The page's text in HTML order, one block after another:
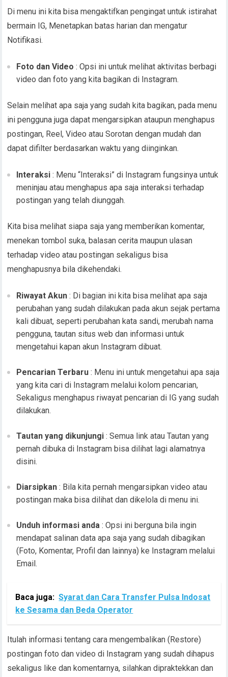
Di menu ini kita bisa mengaktifkan pengingat untuk istirahat
bermain IG, Menetapkan batas harian dan mengatur
Notifikasi.
Foto dan Video : Opsi ini untuk melihat aktivitas berbagi
video dan foto yang kita bagikan di Instagram.
Selain melihat apa saja yang sudah kita bagikan, pada menu
ini pengguna juga dapat mengarsipkan ataupun menghapus
postingan, Reel, Video atau Sorotan dengan mudah dan
dapat difilter berdasarkan waktu yang diinginkan.
Interaksi : Menu “Interaksi” di Instagram fungsinya untuk
meninjau atau menghapus apa saja interaksi terhadap
postingan yang telah diunggah.
Kita bisa melihat siapa saja yang memberikan komentar,
menekan tombol suka, balasan cerita maupun ulasan
terhadap video atau postingan sekaligus bisa
menghapusnya bila dikehendaki.
Riwayat Akun : Di bagian ini kita bisa melihat apa saja
perubahan yang sudah dilakukan pada akun sejak pertama
kali dibuat, seperti perubahan kata sandi, merubah nama
pengguna, tautan situs web dan informasi untuk
mengetahui kapan akun Instagram dibuat.
Pencarian Terbaru : Menu ini untuk mengetahui apa saja
yang kita cari di Instagram melalui kolom pencarian,
Sekaligus menghapus riwayat pencarian di IG yang sudah
dilakukan.
Tautan yang dikunjungi : Semua link atau Tautan yang
pernah dibuka di Instagram bisa dilihat lagi alamatnya
disini.
Diarsipkan : Bila kita pernah mengarsipkan video atau
postingan maka bisa dilihat dan dikelola di menu ini.
Unduh informasi anda : Opsi ini berguna bila ingin
mendapat salinan data apa saja yang sudah dibagikan
(Foto, Komentar, Profil dan lainnya) ke Instagram melalui
Email.
Baca juga: Syarat dan Cara Transfer Pulsa Indosat
ke Sesama dan Beda Operator
Itulah informasi tentang cara mengembalikan (Restore)
postingan foto dan video di Instagram yang sudah dihapus
sekaligus like dan komentarnya, silahkan dipraktekkan dan